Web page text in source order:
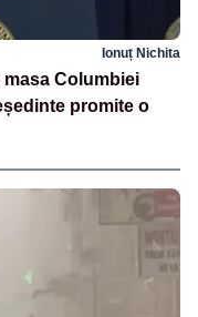
Ionuț Nichita
Columbiei
promite o